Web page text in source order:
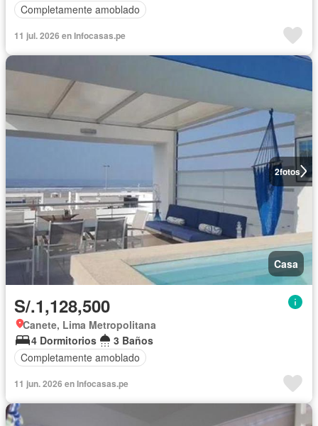
Completamente amoblado
11 jul. 2026 en Infocasas.pe
2fotos
Casa
S/.1,128,500
Canete, Lima Metropolitana
4 Dormitorios
3 Baños
Completamente amoblado
11 jun. 2026 en Infocasas.pe